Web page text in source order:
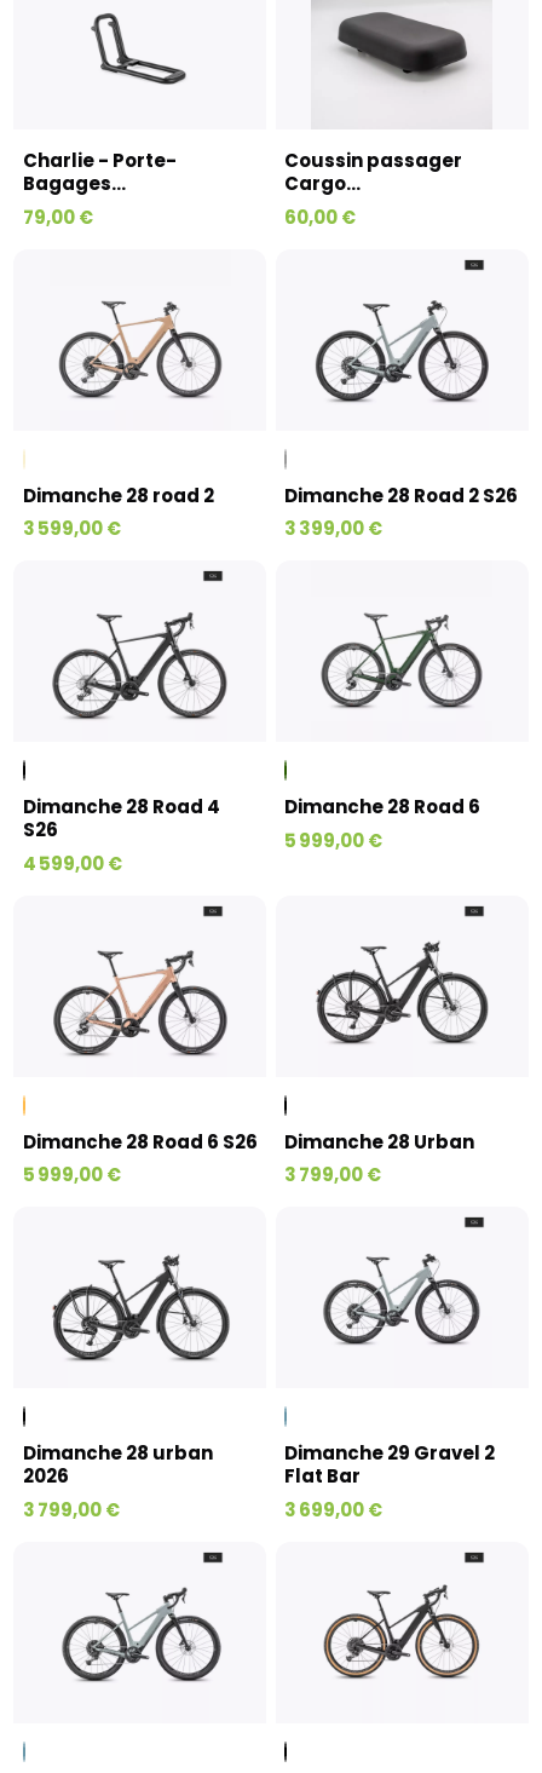
Charlie - Porte-
Bagages...
79,00 €
Coussin passager
Cargo...
60,00 €
Dimanche 28 road 2
3 599,00 €
Dimanche 28 Road 2 S26
3 399,00 €
Dimanche 28 Road 4
S26
4 599,00 €
Dimanche 28 Road 6
5 999,00 €
Dimanche 28 Road 6 S26
5 999,00 €
Dimanche 28 Urban
3 799,00 €
Dimanche 28 urban
2026
3 799,00 €
Dimanche 29 Gravel 2
Flat Bar
3 699,00 €